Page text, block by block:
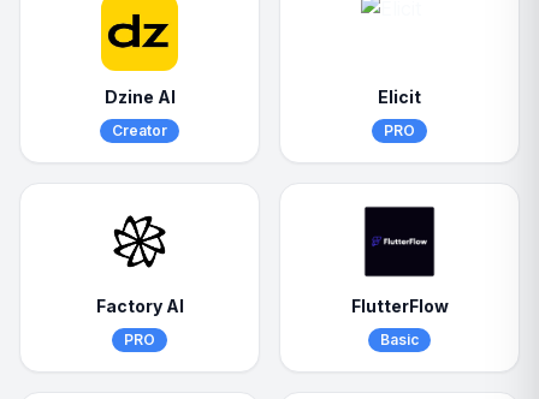
Dzine AI
Creator
Elicit
PRO
Factory AI
PRO
FlutterFlow
Basic